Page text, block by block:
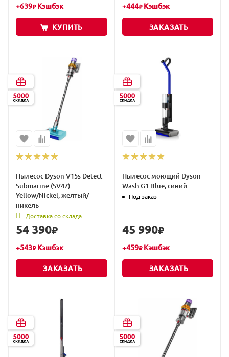
+639₽Кэшбэк
КУПИТЬ
+444₽Кэшбэк
ЗАКАЗАТЬ
Пылесос Dyson V15s Detect
Submarine (SV47)
Yellow/Nickel, желтый/
никель
Доставка со склада
54 390₽
+543₽Кэшбэк
ЗАКАЗАТЬ
Пылесос моющий Dyson
Wash G1 Blue, синий
Под заказ
45 990₽
+459₽Кэшбэк
ЗАКАЗАТЬ